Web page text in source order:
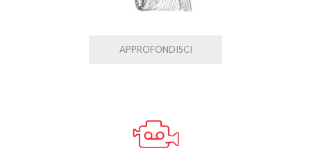
APPROFONDISCI